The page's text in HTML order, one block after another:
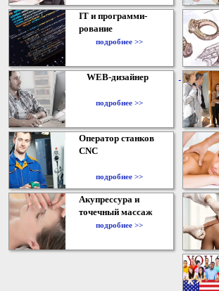
IT и программи-
рование
подробнее >>
WEB-дизайнер
подробнее >>
Оператор станков
CNC
подробнее >>
Акупрессура и
точечный массаж
подробнее >>